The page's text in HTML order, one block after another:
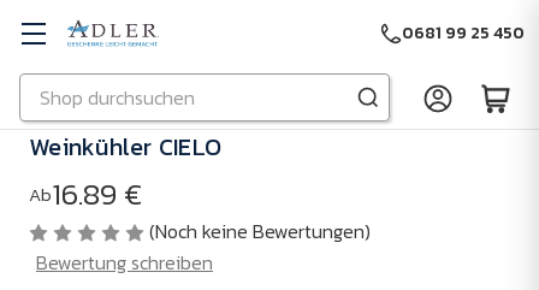
Zu Hauptinhalt springen
Suchen
0681 99 25 450
Weinkühler CIELO
Ab16.89 €
(Noch keine Bewertungen)
Bewertung schreiben